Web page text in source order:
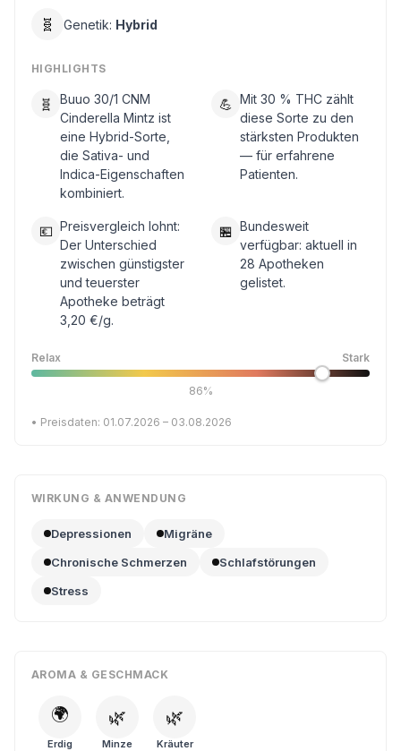
🧬 Genetik: Hybrid
HIGHLIGHTS
🧬
Buuo 30/1 CNM
Cinderella Mintz ist
eine Hybrid-Sorte,
die Sativa- und
Indica-Eigenschaften
kombiniert.
💪 Mit 30 % THC zählt
diese Sorte zu den
stärksten Produkten
— für erfahrene
Patienten.
💶 Preisvergleich lohnt:
Der Unterschied
zwischen günstigster
und teuerster
Apotheke beträgt
3,20 €/g.
🏪 Bundesweit
verfügbar: aktuell in
28 Apotheken
gelistet.
Relax Stark
86%
• Preisdaten: 01.07.2026 – 03.08.2026
WIRKUNG & ANWENDUNG
Depressionen
Migräne
Chronische Schmerzen
Schlafstörungen
Stress
AROMA & GESCHMACK
🌍
Erdig
🌿
Minze
🌿
Kräuter